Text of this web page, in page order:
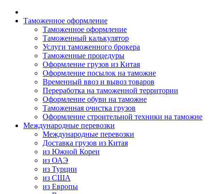
Таможенное оформление
Таможенное оформление
Таможенный калькулятор
Услуги таможенного брокера
Таможенные процедуры
Оформление грузов из Китая
Оформление посылок на таможне
Временный ввоз и вывоз товаров
Переработка на таможенной территории
Оформление обуви на таможне
Таможенная очистка грузов
Оформление строительной техники на таможне
Международные перевозки
Международные перевозки
Доставка грузов из Китая
из Южной Кореи
из ОАЭ
из Турции
из США
из Европы